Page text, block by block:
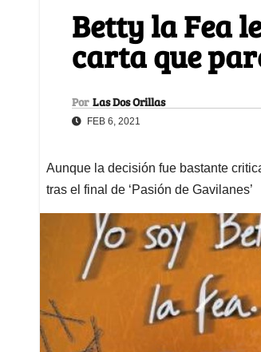
Betty la Fea
carta que
Por Las Dos Orillas
FEB 6, 2021
Aunque la decisión fue bastante
tras el final de ‘Pasión de Gavilanes’